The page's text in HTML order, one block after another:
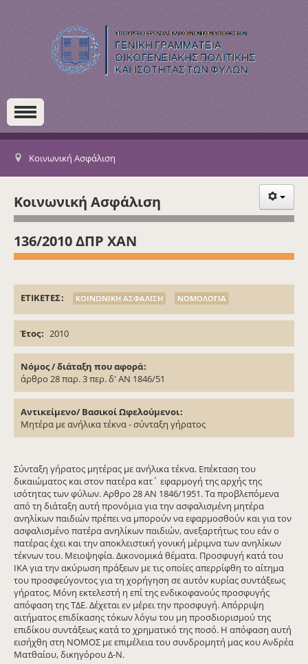
Κοινωνική Ασφάλιση
Κοινωνική Ασφάλιση
136/2010 ΔΠΡ ΧΑΝ
ΕΤΙΚΕΤΕΣ ΚΟΙΝΩΝΙΚΗ ΑΣΦΑΛΙΣΗ ΝΟΜΟΛΟΓΙΑ
Έτος 2010
Νόμος / διάταξη που αφορά
άρθρο 28 παρ. 3 περ. δ' ΑΝ 1846/51
Αντικείμενο/ Βασικοί Ωφελούμενοι
Μητέρα με ανήλικα τέκνα - σύνταξη γήρατος
Σύνταξη γήρατος μητέρας με ανήλικα τέκνα. Επέκταση του
δικαιώματος και στον πατέρα κατ΄ εφαρμογή της αρχής της
ισότητας των φύλων. Αρθρο 28 ΑΝ 1846/1951. Τα προβλεπόμενα
από τη διάταξη αυτή προνόμια για την ασφαλισμένη μητέρα
ανηλίκων παιδιών πρέπει να μπορούν να εφαρμοσθούν και για τον
ασφαλισμένο πατέρα ανηλίκων παιδιών, ανεξαρτήτως του εάν ο
πατέρας έχει και την αποκλειστική γονική μέριμνα των ανηλίκων
τέκνων του. Μειοψηφία. Δικονομικά θέματα. Προσφυγή κατά του
ΙΚΑ για την ακύρωση πράξεων με τις οποίες απερρίφθη το αίτημα
του προσφεύγοντος για τη χορήγηση σε αυτόν κυρίας συντάξεως
γήρατος. Μόνη εκτελεστή η επί της ενδικοφανούς προσφυγής
απόφαση της ΤΔΕ. Δέχεται εν μέρει την προσφυγή. Απόρριψη
αιτήματος επιδίκασης τόκων λόγω του μη προσδιορισμού της
επιδίκου συντάξεως κατά το χρηματικό της ποσό. Η απόφαση αυτή
εισήχθη στη ΝΟΜΟΣ με επιμέλεια του συνδρομητή μας κου Ανδρέα
Ματθαίου, δικηγόρου Δ-Ν.